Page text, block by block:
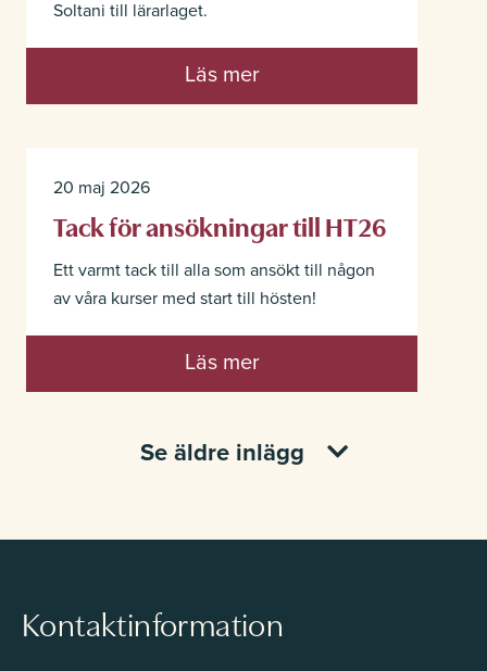
Soltani till lärarlaget.
Läs mer
20 maj 2026
Tack för ansökningar till HT26
Ett varmt tack till alla som ansökt till någon
av våra kurser med start till hösten!
Läs mer
Se äldre inlägg
Kontaktinformation